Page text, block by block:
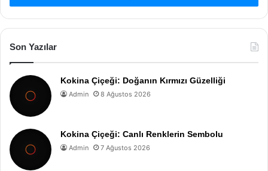
Son Yazılar
Kokina Çiçeği: Doğanın Kırmızı Güzelliği
Admin 8 Ağustos 2026
Kokina Çiçeği: Canlı Renklerin Sembolu
Admin 7 Ağustos 2026